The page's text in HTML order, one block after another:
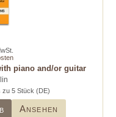
piano and/or guitar
zu 5 Stück (DE)
Ansehen